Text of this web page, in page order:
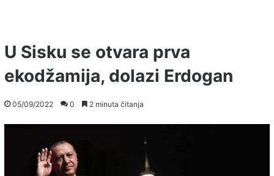
U Sisku se otvara prva
ekodžamija, dolazi Erdogan
05/09/2022 0 2 minuta čitanja